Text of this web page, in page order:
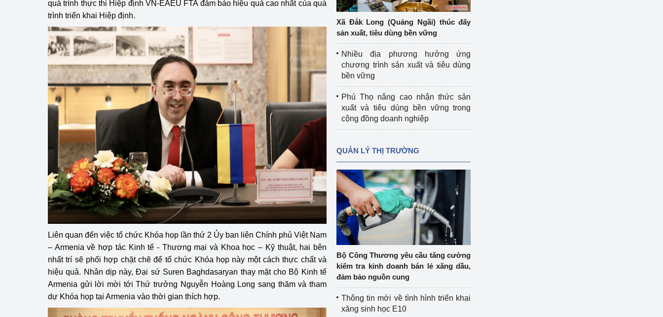
quá trình thực thi Hiệp định VN-EAEU FTA đảm bảo hiệu quả cao nhất của quá
trình triển khai Hiệp định.
Liên quan đến việc tổ chức Khóa họp lần thứ 2 Ủy ban liên Chính phủ Việt Nam
– Armenia về hợp tác Kinh tế - Thương mại và Khoa học – Kỹ thuật, hai bên
nhất trí sẽ phối hợp chặt chẽ để tổ chức Khóa họp này một cách thực chất và
hiệu quả. Nhân dịp này, Đại sứ Suren Baghdasaryan thay mặt cho Bộ Kinh tế
Armenia gửi lời mời tới Thứ trưởng Nguyễn Hoàng Long sang thăm và tham
dự Khóa họp tại Armenia vào thời gian thích hợp.
Xã Đắk Long (Quảng Ngãi) thúc đẩy
sản xuất, tiêu dùng bền vững
Nhiều địa phương hưởng ứng
chương trình sản xuất và tiêu dùng
bền vững
Phú Thọ nâng cao nhận thức sản
xuất và tiêu dùng bền vững trong
cộng đồng doanh nghiệp
QUẢN LÝ THỊ TRƯỜNG
Bộ Công Thương yêu cầu tăng cường
kiểm tra kinh doanh bán lẻ xăng dầu,
đảm bảo nguồn cung
Thông tin mới về tình hình triển khai
xăng sinh học E10